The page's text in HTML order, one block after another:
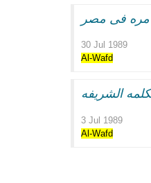
مره فى مصر
30 Jul 1989
Al-Wafd
الشريفه
3 Jul 1989
Al-Wafd